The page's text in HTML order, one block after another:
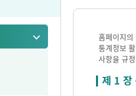
홈페이지
통계정보
사항을 규
제 1 장